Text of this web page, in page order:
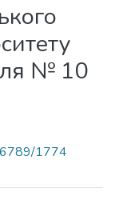
№ 10
1774